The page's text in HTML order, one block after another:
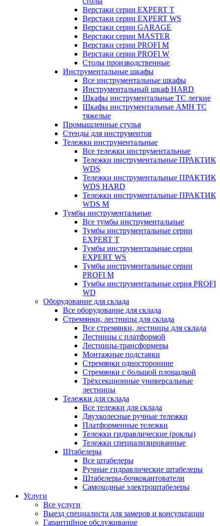
Верстаки серии EXPERT T
Верстаки серии EXPERT WS
Верстаки серии GARAGE
Верстаки серии MASTER
Верстаки серии PROFI M
Верстаки серии PROFI W
Столы производственные
Инструментальные шкафы
Все инструментальные шкафы
Инструментальный шкаф HARD
Шкафы инструментальные ТС легкие
Шкафы инструментальные AMH TC
тяжелые
Промышленные стулья
Стенды для инструментов
Тележки инструментальные
Все тележки инструментальные
Тележки инструментальные ПРАКТИК
WDS
Тележки инструментальные ПРАКТИК
WDS HARD
Тележки инструментальные ПРАКТИК
WDS M
Тумбы инструментальные
Все тумбы инструментальные
Тумбы инструментальные серии
EXPERT T
Тумбы инструментальные серии
EXPERT WS
Тумбы инструментальные серии
PROFI M
Тумбы инструментальные серия PROFI
WD
Оборудование для склада
Все оборудование для склада
Стремянки, лестницы для склада
Все стремянки, лестницы для склада
Лестницы с платформой
Лестницы-трансформеры
Монтажные подставки
Стремянки односторонние
Стремянки с большой площадкой
Трёхсекционные универсальные
лестницы
Тележки для склада
Все тележки для склада
Двухколесные ручные тележки
Платформенные тележки
Тележки гидравлические (роклы)
Тележки специализированные
Штабелеры
Все штабелеры
Ручные гидравлические штабелеры
Штабелеры-бочкокантователи
Самоходные электроштабелеры
Услуги
Все услуги
Выезд специалиста для замеров и консультации
Гарантийное обслуживание